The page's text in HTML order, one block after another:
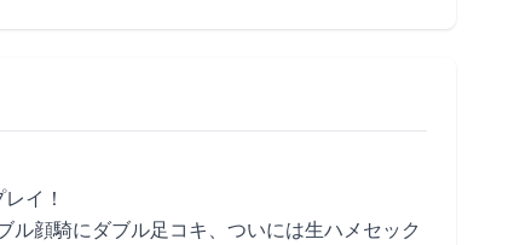
イ！
顔騎にダブル足コキ、ついには生ハメセック